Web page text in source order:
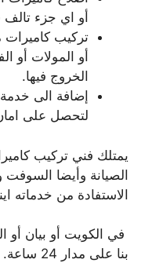
أو اي جزء تالف
تركيب كاميرات
أو المولات أو
الخروج فيها.
إضافة الى
لتحصل على
يمتلك فني تركيب
الصيانة وأيضا السوفت
الاستفادة من خدماته
في الكويت أو بيان أو
بنا على مدار 24 ساعة.